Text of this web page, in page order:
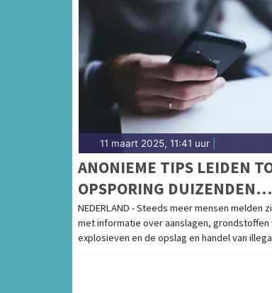
11 maart 2025, 11:41 uur
ANONIEME TIPS LEIDEN
OPSPORING DUIZENDEN
VERDACHTEN
NEDERLAND - Steeds meer mensen melden
met informatie over aanslagen, grondstoffen
explosieven en de opslag en handel van